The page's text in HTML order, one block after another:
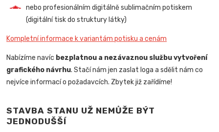
nebo profesionálním digitálně sublimačním potiskem
(digitální tisk do struktury látky)
Kompletní informace k variantám potisku a cenám
Nabízíme navíc bezplatnou a nezávaznou službu vytvoření
grafického návrhu. Stačí nám jen zaslat loga a sdělit nám co
nejvíce informací o požadavcích. Zbytek již zařídíme!
STAVBA STANU UŽ NEMŮŽE BÝT
JEDNODUŠŠÍ